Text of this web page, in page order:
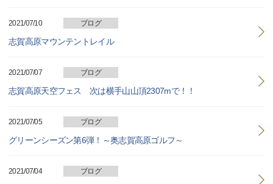
2021/07/10 ブログ
志賀高原マウンテントレイル
2021/07/07 ブログ
志賀高原天空フェス 次は横手山山頂2307mで！！
2021/07/05 ブログ
グリーンシーズン第6弾！～奥志賀高原ゴルフ～
2021/07/04 ブログ